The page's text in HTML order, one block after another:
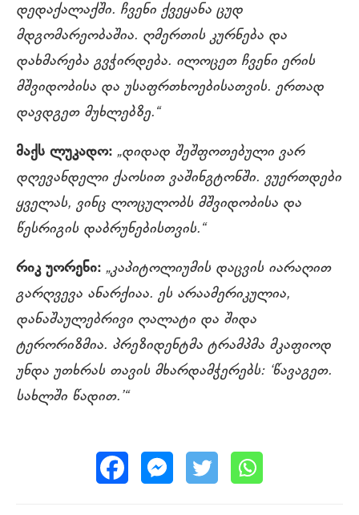
დედაქალაქში. ჩვენი ქვეყანა ცუდ
მდგომარეობაშია. ღმერთის კურნება და
დახმარება გვჭირდება. ილოცეთ ჩვენი ერის
მშვიდობისა და უსაფრთხოებისათვის. ერთად
დავდგეთ მუხლებზე.“
მაქს ლუკადო: „დიდად შეშფოთებული ვარ
დღევანდელი ქაოსით ვაშინგტონში. ვუერთდები
ყველას, ვინც ლოცულობს მშვიდობისა და
წესრიგის დაბრუნებისთვის.“
რიკ უორენი: „კაპიტოლიუმის დაცვის იარაღით
გარღვევა ანარქიაა. ეს არაამერიკულია,
დანაშაულებრივი ღალატი და შიდა
ტერორიზმია. პრეზიდენტმა ტრამპმა მკაფიოდ
უნდა უთხრას თავის მხარდამჭერებს: ‘წავაგეთ.
სახლში წადით.’“